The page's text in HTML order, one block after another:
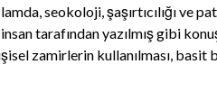
seokoloji, şaşırtıcılığı ve
tarafından yazılmış gibi
zamirlerin kullanılması,